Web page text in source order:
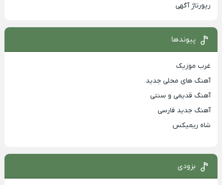
رپورتاژ آگهی
پیوندها
غرب موزیک
آهنگ های محلی جدید
آهنگ قدیمی و سنتی
آهنگ جدید فارسی
شاه ریمیکس
بزودی